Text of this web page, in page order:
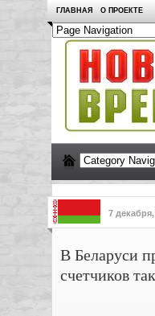
ГЛАВНАЯ О ПРОЕКТЕ
7
В Беларуси
счетчиков